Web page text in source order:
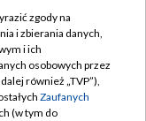
zgody na
i zbierania danych,
i ich
osobowych przez
również „TVP”),
Zaufanych
(w tym do